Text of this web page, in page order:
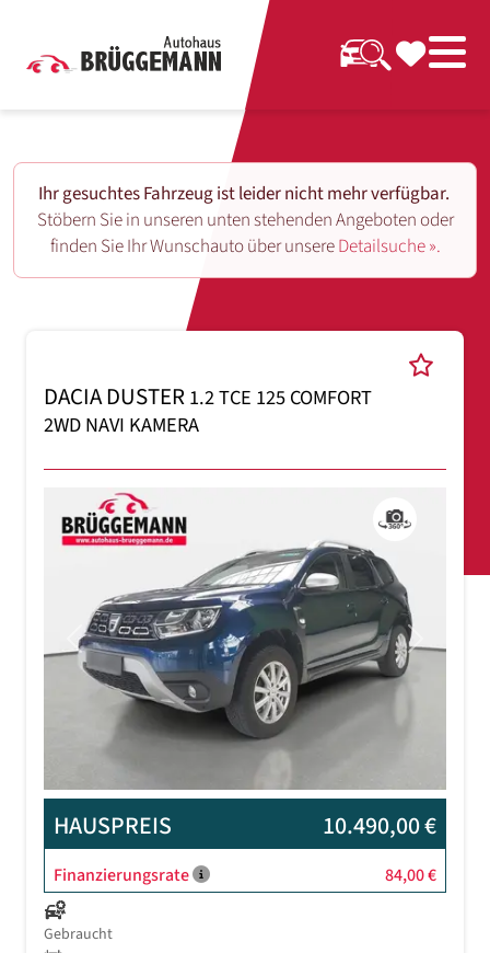
Ihr gesuchtes Fahrzeug ist leider nicht mehr verfügbar.
Stöbern Sie in unseren unten stehenden Angeboten oder
finden Sie Ihr Wunschauto über unsereDetailsuche ».
DACIA DUSTER1.2 TCE 125 COMFORT
2WD NAVI KAMERA
Previous Next
HAUSPREIS 10.490,00 €
Finanzierungsrate 84,00 €
Gebraucht